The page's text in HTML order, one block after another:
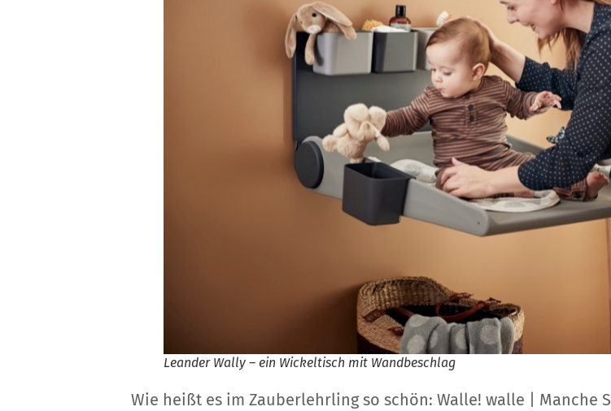
Leander Wally – ein Wickeltisch mit Wandbeschlag
Wie heißt es im Zauberlehrling so schön: Walle! walle | Manche